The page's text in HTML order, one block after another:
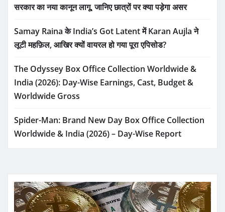
सरकार का नया कानून लागू, जानिए छात्रों पर क्या पड़ेगा असर
Samay Raina के India’s Got Latent में Karan Aujla ने
लूटी महफ़िल, आखिर क्यों वायरल हो गया पूरा एपिसोड?
The Odyssey Box Office Collection Worldwide &
India (2026): Day-Wise Earnings, Cast, Budget &
Worldwide Gross
Spider-Man: Brand New Day Box Office Collection
Worldwide & India (2026) – Day-Wise Report